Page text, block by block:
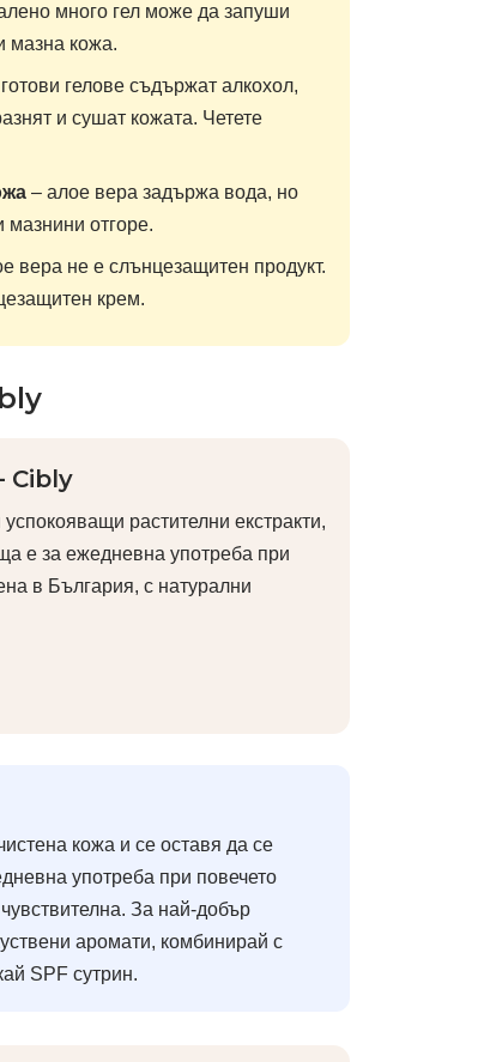
много гел може да запуши
мазна кожа.
гелове съдържат алкохол,
и сушат кожата. Четете
– алое вера задържа вода, но
мазнини отгоре.
вера не е слънцезащитен продукт.
крем.
Cibly
растителни екстракти,
е за ежедневна употреба при
в България, с натурални
кожа и се оставя да се
употреба при повечето
За най-добър
аромати, комбинирай с
SPF сутрин.